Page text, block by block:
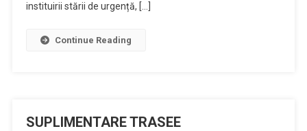
instituirii stării de urgență, […]
Continue Reading
SUPLIMENTARE TRASEE